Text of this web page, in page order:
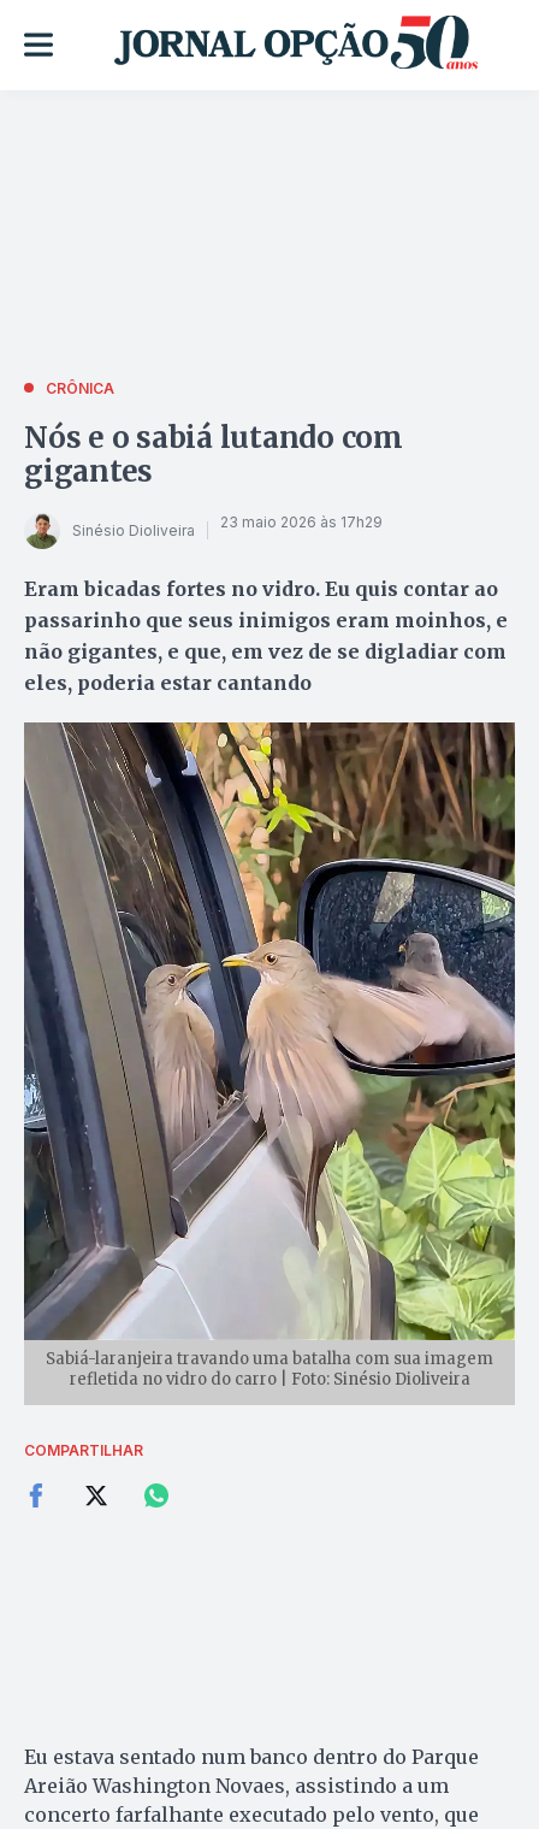
CRÔNICA
Nós e o sabiá lutando com
gigantes
Sinésio Dioliveira 23 maio 2026 às 17h29
Eram bicadas fortes no vidro. Eu quis contar ao
passarinho que seus inimigos eram moinhos, e
não gigantes, e que, em vez de se digladiar com
eles, poderia estar cantando
Sabiá-laranjeira travando uma batalha com sua imagem
refletida no vidro do carro | Foto: Sinésio Dioliveira
COMPARTILHAR
Eu estava sentado num banco dentro do Parque
Areião Washington Novaes, assistindo a um
concerto farfalhante executado pelo vento, que